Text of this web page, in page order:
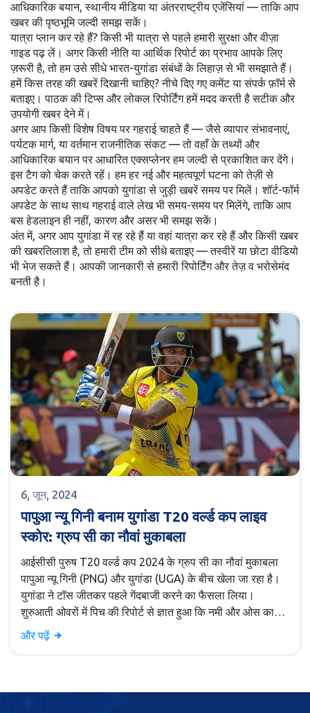
आधिकारिक बयान, स्थानीय मीडिया या अंतरराष्ट्रीय एजेंसियां — ताकि आप
खबर की पृष्ठभूमि जल्दी समझ सकें।
यात्रा प्लान कर रहे हैं? किसी भी यात्रा से पहले हमारी सुरक्षा और वीज़ा
गाइड पढ़ लें। अगर किसी नीति या आर्थिक रिपोर्ट का प्रभाव आपके लिए
ज़रूरी है, तो हम उसे सीधे भारत-युगांडा संबंधों के लिहाज़ से भी समझाते हैं।
हमें किस तरह की खबरें दिखानी चाहिए? नीचे दिए गए कमेंट या संपर्क फ़ॉर्म से
बताइए। पाठक की टिप्स और लोकल रिपोर्टिंग हमें मदद करती है सटीक और
उपयोगी खबर देने में।
अगर आप किसी विशेष विषय पर गहराई चाहते हैं — जैसे व्यापार संभावनाएं,
पर्यटक मार्ग, या वर्तमान राजनीतिक संकट — तो वहाँ के तथ्यों और
आधिकारिक बयान पर आधारित एक्सप्लेनर हम जल्दी से प्रकाशित कर देंगे।
इस टैग को चेक करते रहें। हम हर नई और महत्वपूर्ण घटना को तेज़ी से
अपडेट करते हैं ताकि आपको युगांडा से जुड़ी खबरें समय पर मिलें। शॉर्ट-फॉर्म
अपडेट के साथ साथ गहराई वाले लेख भी समय-समय पर मिलेंगे, ताकि आप
बस हेडलाइन ही नहीं, कारण और असर भी समझ सकें।
अंत में, अगर आप युगांडा में रह रहे हैं या वहां यात्रा कर रहे हैं और किसी खबर
की खबरतिलाश है, तो हमारी टीम को सीधे बताइए — तस्वीरें या छोटा वीडियो
भी भेज सकते हैं। आपकी जानकारी से हमारी रिपोर्टिंग और तेज़ व भरोसेमंद
बनती है।
6, जून, 2024
पापुआ न्यू गिनी बनाम युगांडा T20 वर्ल्ड कप लाइव
स्कोर: ग्रुप सी का नौवां मुकाबला
आईसीसी पुरुष T20 वर्ल्ड कप 2024 के ग्रुप सी का नौवां मुकाबला
पापुआ न्यू गिनी (PNG) और युगांडा (UGA) के बीच खेला जा रहा है।
युगांडा ने टॉस जीतकर पहले गेंदबाजी करने का फैसला लिया।
शुरुआती ओवरों में पिच की रिपोर्ट से ज्ञात हुआ कि नमी और ओस का
असर होगा, जिससे बाद में गेम में टर्न देखने को मिल सकता है। दोनों
टीमों ने कुछ बदलाव किए हैं।
और पढ़ें